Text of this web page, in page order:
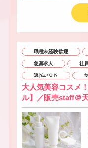
職種未経験歓迎
急募求人 社
週払いＯＫ
大人気美容コスメ
ル】／販売staff＠